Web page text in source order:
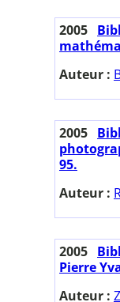
2005
Auteur :
2005
95.
Auteur :
2005
Pierre
Auteur :